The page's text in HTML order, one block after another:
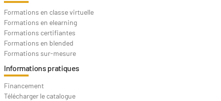
Formations en classe virtuelle
Formations en elearning
Formations certifiantes
Formations en blended
Formations sur-mesure
Informations pratiques
Financement
Télécharger le catalogue